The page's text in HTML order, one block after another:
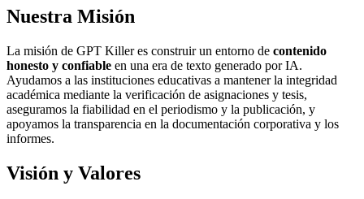
Nuestra Misión
La misión de GPT Killer es construir un entorno de contenido
honesto y confiable en una era de texto generado por IA.
Ayudamos a las instituciones educativas a mantener la integridad
académica mediante la verificación de asignaciones y tesis,
aseguramos la fiabilidad en el periodismo y la publicación, y
apoyamos la transparencia en la documentación corporativa y los
informes.
Visión y Valores